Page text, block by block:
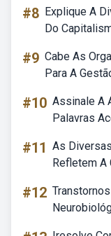
#8 Explique A
Do
#9 Cabe As
Para A
#10 Assinale A
Palavras
#11 As
Refletem A
#12